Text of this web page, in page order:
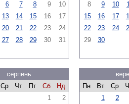
6 7 8 9
10
13 14 15 16
17
20 21 22 23
24
27 28 29 30 31
8
9 10
15
16 17
22
23 24
29
30
серпень
Ср Чт Пт Сб
Нд
1
2
Пн
Вт Ср
1
2